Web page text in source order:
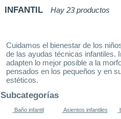
INFANTIL Hay 23 productos
Cuidamos el bienestar de los
de las ayudas técnicas infantiles.
adapten lo mejor posible a la
pensados en los pequeños y en
estéticos.
Subcategorías
Baño infantil Asientos infantiles